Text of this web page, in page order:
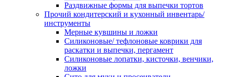
Раздвижные формы для выпечки тортов
Прочий кондитерский и кухонный инвентарь/
инструменты
Мерные кувшины и ложки
Силиконовые/ тефлоновые коврики для
раскатки и выпечки, пергамент
Силиконовые лопатки, кисточки, венчики,
ложки